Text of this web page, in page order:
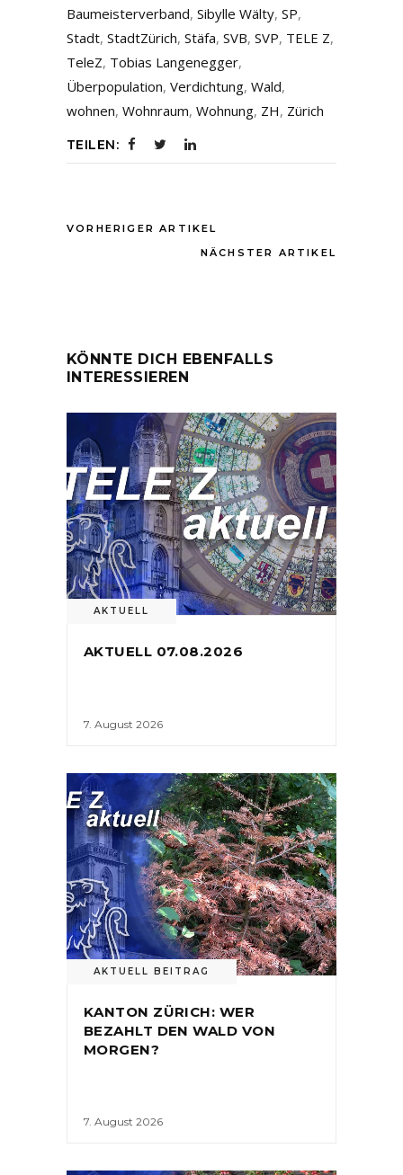
Baumeisterverband, Sibylle Wälty, SP,
Stadt, StadtZürich, Stäfa, SVB, SVP, TELE Z,
TeleZ, Tobias Langenegger,
Überpopulation, Verdichtung, Wald,
wohnen, Wohnraum, Wohnung, ZH, Zürich
TEILEN:
VORHERIGER ARTIKEL
NÄCHSTER ARTIKEL
KÖNNTE DICH EBENFALLS
INTERESSIEREN
AKTUELL
AKTUELL 07.08.2026
7. August 2026
AKTUELL BEITRAG
KANTON ZÜRICH: WER
BEZAHLT DEN WALD VON
MORGEN?
7. August 2026